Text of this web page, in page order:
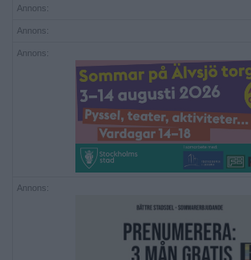
Annons:
Annons:
Annons:
Annons: